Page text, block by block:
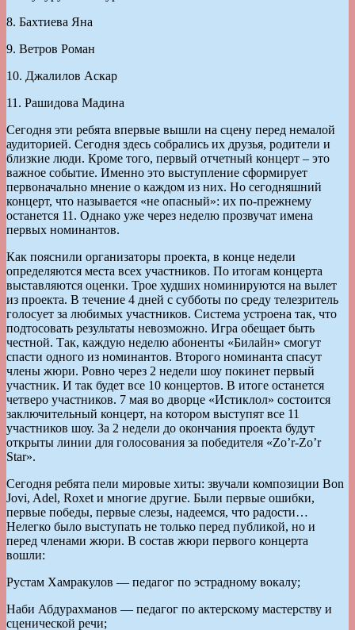
8. Бахтиева Яна
9. Ветров Роман
10. Джалилов Аскар
11. Рашидова Мадина
Сегодня эти ребята впервые вышли на сцену перед немалой
аудиторией. Сегодня здесь собрались их друзья, родители и
близкие люди. Кроме того, первый отчетный концерт – это
важное событие. Именно это выступление сформирует
первоначально мнение о каждом из них. Но сегодняшний
концерт, что называется «не опасный»: их по-прежнему
останется 11. Однако уже через неделю прозвучат имена
первых номинантов.
Как пояснили организаторы проекта, в конце недели
определяются места всех участников. По итогам концерта
выставляются оценки. Трое худших номинируются на вылет
из проекта. В течение 4 дней с субботы по среду телезритель
голосует за любимых участников. Система устроена так, что
подтосовать результаты невозможно. Игра обещает быть
честной. Так, каждую неделю абоненты «Билайн» смогут
спасти одного из номинантов. Второго номинанта спасут
члены жюри. Ровно через 2 недели шоу покинет первый
участник. И так будет все 10 концертов. В итоге останется
четверо участников. 7 мая во дворце «Истиклол» состоится
заключительный концерт, на котором выступят все 11
участников шоу. За 2 недели до окончания проекта будут
открыты линии для голосования за победителя «Zo’r-Zo’r
Star».
Сегодня ребята пели мировые хиты: звучали композиции Bon
Jovi, Adel, Roxet и многие другие. Были первые ошибки,
первые победы, первые слезы, надеемся, что радости…
Нелегко было выступать не только перед публикой, но и
перед членами жюри. В состав жюри первого концерта
вошли:
Рустам Хамракулов — педагог по эстрадному вокалу;
Наби Абдурахманов — педагог по актерскому мастерству и
сценической речи;